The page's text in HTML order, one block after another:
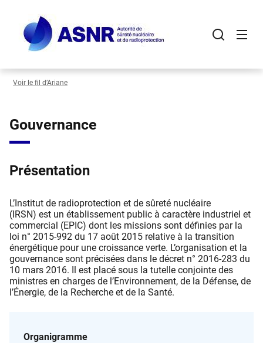
contenu
principal
Voir le fil d’Ariane
Gouvernance
Présentation
L’Institut de radioprotection et de sûreté nucléaire
(IRSN) est un établissement public à caractère industriel et
commercial (EPIC) dont les missions sont définies par la
loi n° 2015-992 du 17 août 2015 relative à la transition
énergétique pour une croissance verte. L’organisation et la
gouvernance sont précisées dans le décret n° 2016-283 du
10 mars 2016. Il est placé sous la tutelle conjointe des
ministres en charges de l’Environnement, de la Défense, de
l’Énergie, de la Recherche et de la Santé.
Organigramme